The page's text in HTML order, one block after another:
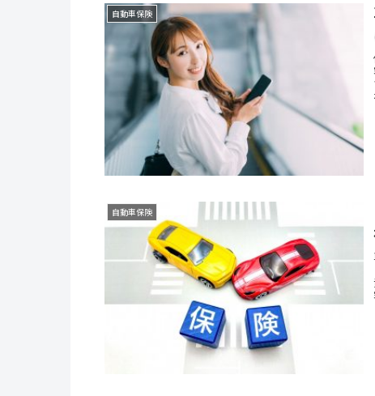
自動車保険
自動車保険